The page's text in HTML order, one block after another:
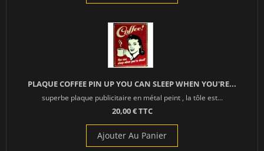
PLAQUE COFFEE PIN UP YOU CAN SLEEP WHEN YOU'RE...
superbe plaque publicitaire en métal peint , la tôle est...
20,00 € TTC
Ajouter Au Panier